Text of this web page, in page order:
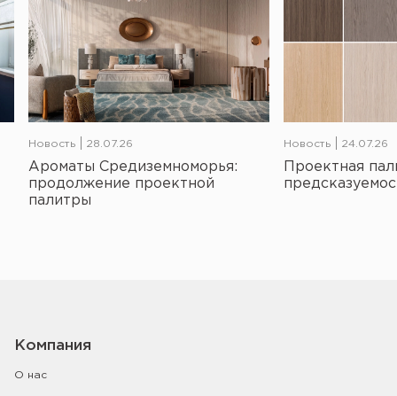
Новость 28.07.26
Ароматы Средиземноморья:
продолжение проектной
палитры
Новость 24.07.26
Проектная
Компания
О нас